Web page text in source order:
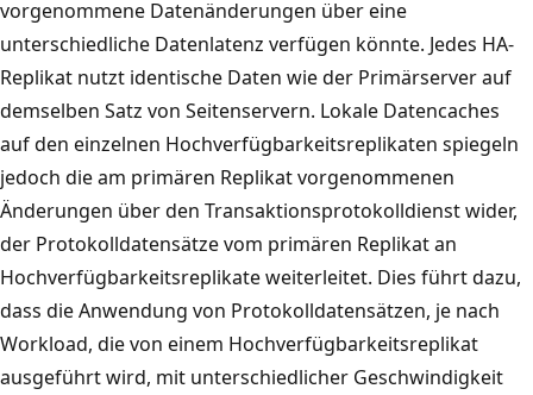
vorgenommene Datenänderungen über eine
unterschiedliche Datenlatenz verfügen könnte. Jedes HA-
Replikat nutzt identische Daten wie der Primärserver auf
demselben Satz von Seitenservern. Lokale Datencaches
auf den einzelnen Hochverfügbarkeitsreplikaten spiegeln
jedoch die am primären Replikat vorgenommenen
Änderungen über den Transaktionsprotokolldienst wider,
der Protokolldatensätze vom primären Replikat an
Hochverfügbarkeitsreplikate weiterleitet. Dies führt dazu,
dass die Anwendung von Protokolldatensätzen, je nach
Workload, die von einem Hochverfügbarkeitsreplikat
ausgeführt wird, mit unterschiedlicher Geschwindigkeit